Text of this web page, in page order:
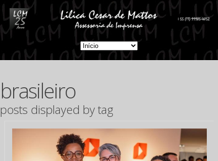
brasileiro
posts displayed by tag